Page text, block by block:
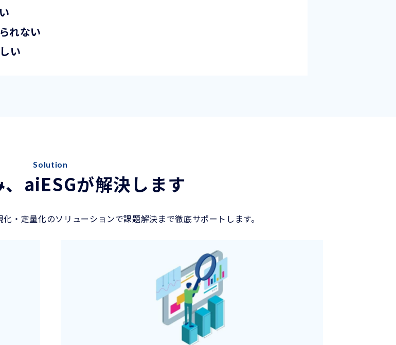
れない
い
Solution
aiESGが解決します
・定量化のソリューションで課題解決まで徹底サポートします。